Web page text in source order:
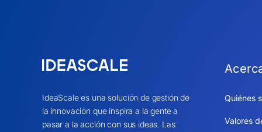
IdeaScale es una solución de gestión de
la innovación que inspira a la gente a
pasar a la acción con sus ideas. Las
Quiénes
Valores